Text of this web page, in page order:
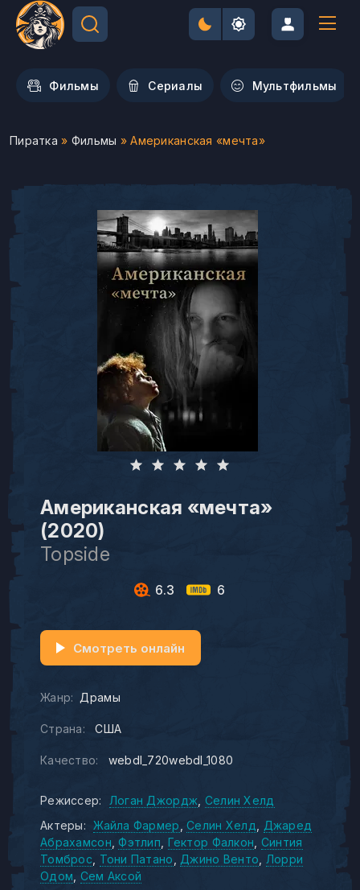
Фильмы Сериалы Мультфильмы
Пиратка » Фильмы » Американская «мечта»
Американская «мечта»
(2020)
Topside
6.3 6
Жанр: Драмы
Страна: США
Качество: webdl_720webdl_1080
Смотреть онлайн
Режиссер: Логан Джордж Селин Хелд
Актеры:
Жайла Фармер Селин Хелд
Джаред
Абрахамсон Фэтлип Гектор Фалкон
Синтия
Томброс
Тони Патано Джино Венто
Лорри
Одом Сем Аксой